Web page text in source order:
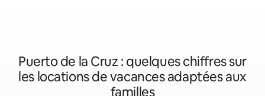
Puerto de la Cruz : quelques chiffres sur
les locations de vacances adaptées aux
familles